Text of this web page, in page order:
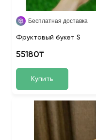
Бесплатная доставка
Фруктовый букет S
55180₸
Купить